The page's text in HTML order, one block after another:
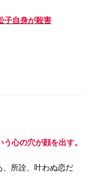
子自身が殺害
心の穴が顔を出す。
所詮、叶わぬ恋だ